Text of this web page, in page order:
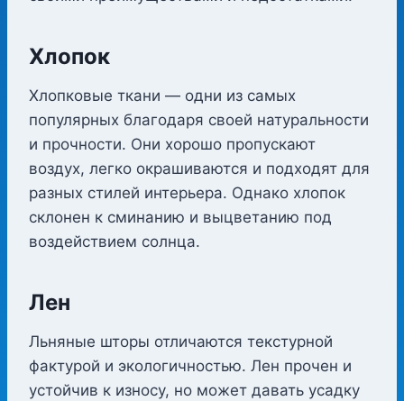
Хлопок
Хлопковые ткани — одни из самых
популярных благодаря своей натуральности
и прочности. Они хорошо пропускают
воздух, легко окрашиваются и подходят для
разных стилей интерьера. Однако хлопок
склонен к сминанию и выцветанию под
воздействием солнца.
Лен
Льняные шторы отличаются текстурной
фактурой и экологичностью. Лен прочен и
устойчив к износу, но может давать усадку